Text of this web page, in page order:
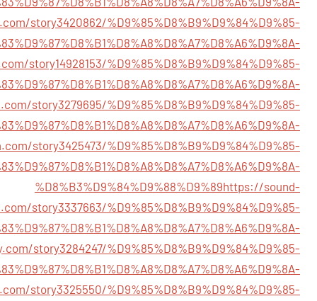
story3420862/%D9%85%D8%B9%D9%84%D9%85-
story14928153/%D9%85%D8%B9%D9%84%D9%85-
story3279695/%D9%85%D8%B9%D9%84%D9%85-
story3425473/%D9%85%D8%B9%D9%84%D9%85-
%D8%B3%D9%84%D9%88%D9%89https://sound-
story3337663/%D9%85%D8%B9%D9%84%D9%85-
story3284247/%D9%85%D8%B9%D9%84%D9%85-
story3325550/%D9%85%D8%B9%D9%84%D9%85-